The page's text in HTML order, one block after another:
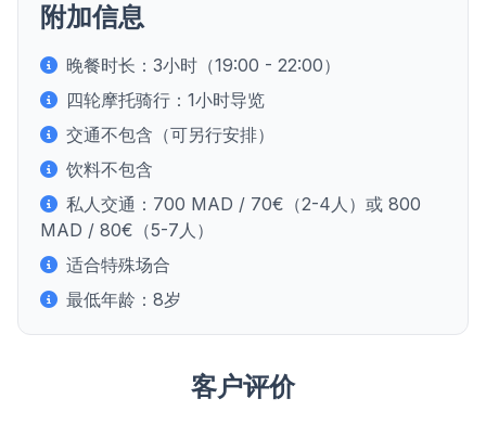
附加信息
晚餐时长：3小时（19:00 - 22:00）
四轮摩托骑行：1小时导览
交通不包含（可另行安排）
饮料不包含
私人交通：700 MAD / 70€（2-4人）或 800
MAD / 80€（5-7人）
适合特殊场合
最低年龄：8岁
客户评价